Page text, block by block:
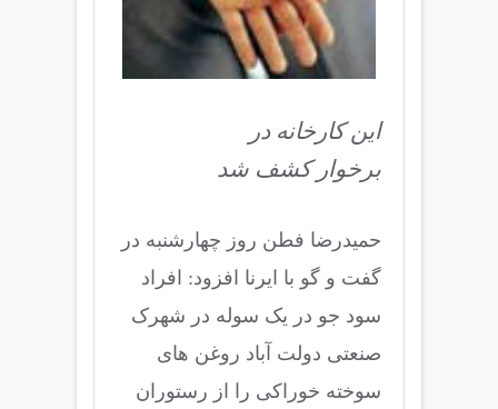
این کارخانه در
برخوار کشف شد
حمیدرضا فطن روز چهارشنبه در
گفت و گو با ایرنا افزود: افراد
سود جو در یک سوله در شهرک
صنعتی دولت آباد روغن های
سوخته خوراکی را از رستوران